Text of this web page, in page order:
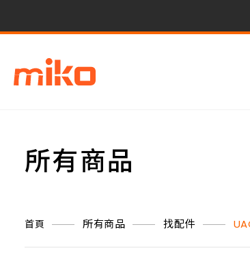
所有商品
首頁 所有商品 找配件